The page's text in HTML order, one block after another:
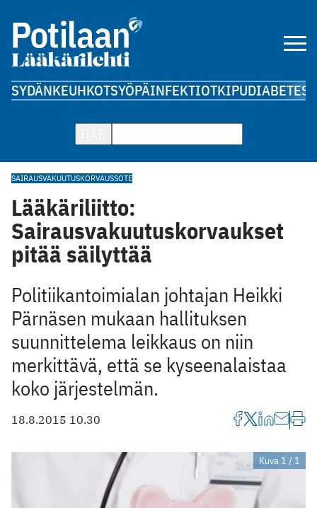
SYDÄNKEUHKOTSYÖPÄINFEKTIOTKIPUDIABETES
SAIRAUSVAKUUTUSKORVAUSSOTE
Lääkäriliitto:
Sairausvakuutuskorvaukset
pitää säilyttää
Politiikantoimialan johtajan Heikki
Pärnäsen mukaan hallituksen
suunnittelema leikkaus on niin
merkittävä, että se kyseenalaistaa
koko järjestelmän.
18.8.2015 10.30
Kuva 1 / 1